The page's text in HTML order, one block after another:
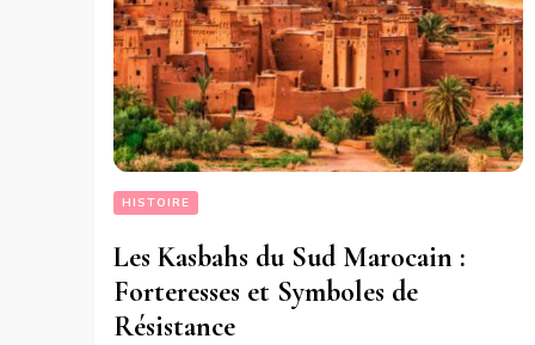
HISTOIRE
Les Kasbahs du Sud Marocain :
Forteresses et Symboles de
Résistance